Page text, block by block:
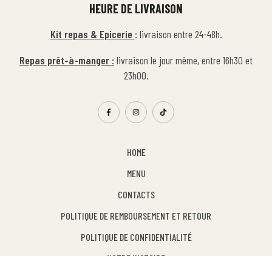
HOME
MENU
CONTACTS
POLITIQUE DE REMBOURSEMENT ET RETOUR
POLITIQUE DE CONFIDENTIALITÉ
HEURE DE LIVRAISON
Kit repas & Epicerie : livraison entre 24-48h.
Repas prêt-à-manger : livraison le jour même, entre 16h30 et
23h00.